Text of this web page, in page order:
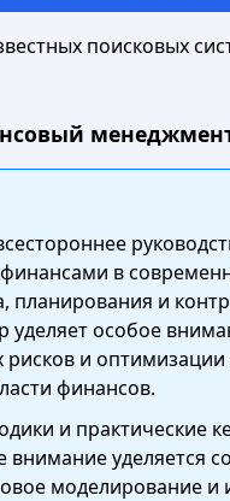
поисковых
в
и
уделяет особое
и
финансов.
и практические
уделяется
моделирование